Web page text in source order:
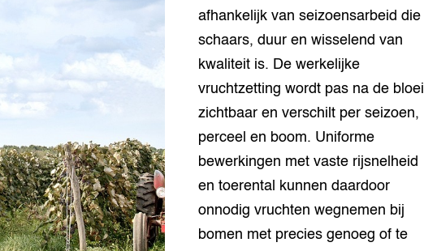
Aquacultuur
economy
en infra
& Biologisch
Pigs
Digitalisering &
afhankelijk van seizoensarbeid die
schaars, duur en wisselend van
kwaliteit is. De werkelijke
vruchtzetting wordt pas na de bloei
zichtbaar en verschilt per seizoen,
perceel en boom. Uniforme
bewerkingen met vaste rijsnelheid
en toerental kunnen daardoor
onnodig vruchten wegnemen bij
bomen met precies genoeg of te